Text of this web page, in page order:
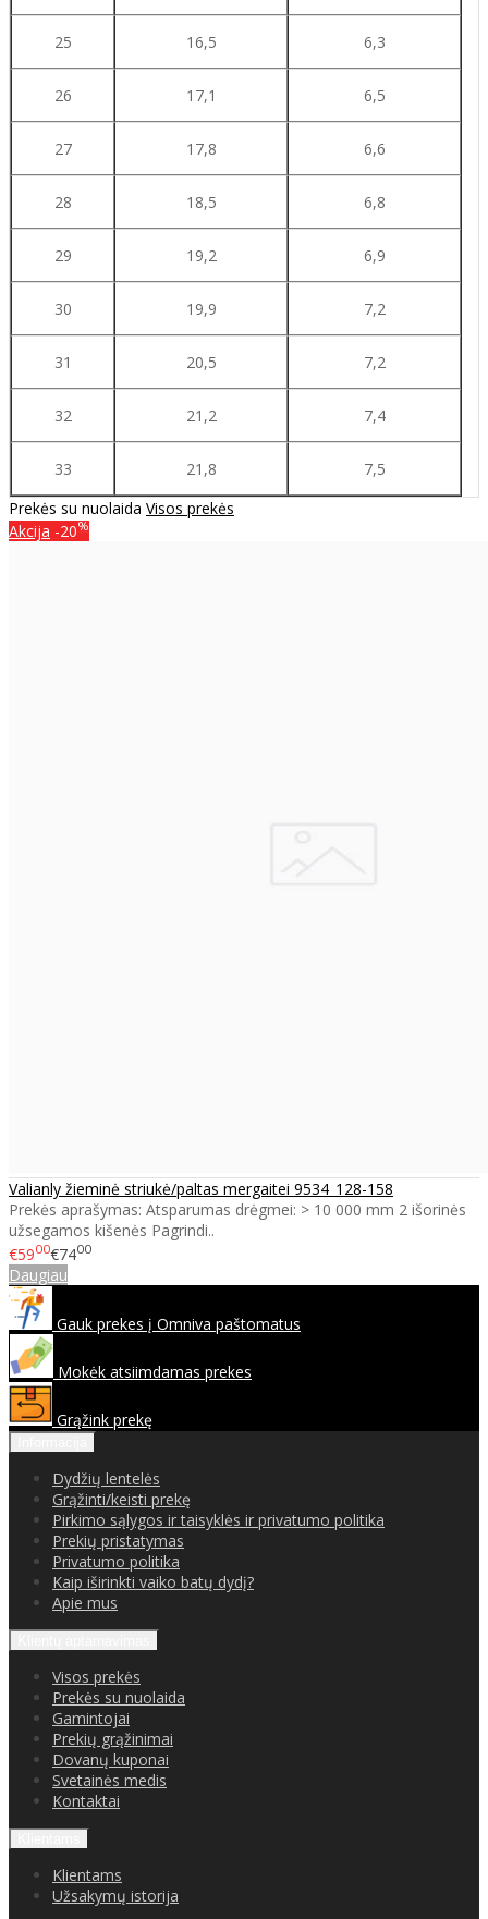
25 16,5 6,3
26 17,1 6,5
27 17,8 6,6
28 18,5 6,8
29 19,2 6,9
30 19,9 7,2
31 20,5 7,2
32 21,2 7,4
33 21,8
7,5
Prekės su nuolaida Visos prekės
Akcija -20%
Valianly žieminė striukė/paltas mergaitei 9534_128-158
Prekės aprašymas: Atsparumas drėgmei: > 10 000 mm 2 išorinės
užsegamos kišenės Pagrindi..
€5900€7400
Daugiau
Gauk prekes į Omniva paštomatus
Mokėk atsiimdamas prekes
Grąžink prekę
Dydžių lentelės
Grąžinti/keisti prekę
Pirkimo sąlygos ir taisyklės ir privatumo politika
Prekių pristatymas
Privatumo politika
Kaip iširinkti vaiko batų dydį?
Apie mus
Visos prekės
Prekės su nuolaida
Gamintojai
Prekių grąžinimai
Dovanų kuponai
Svetainės medis
Kontaktai
Klientams
Užsakymų istorija